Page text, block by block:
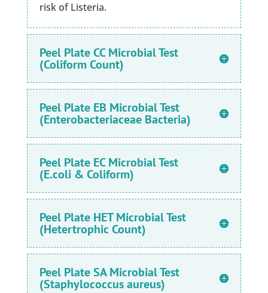
risk of Listeria.
Peel Plate CC Microbial Test
(Coliform Count)
Peel Plate EB Microbial Test
(Enterobacteriaceae Bacteria)
Peel Plate EC Microbial Test
(E.coli & Coliform)
Peel Plate HET Microbial Test
(Hetertrophic Count)
Peel Plate SA Microbial Test
(Staphylococcus aureus)